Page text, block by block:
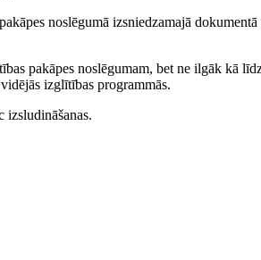
noslēgumā izsniedzamajā
pakāpes noslēgumam, bet ne ilgāk kā
izglītības programmās.
izsludināšanas.